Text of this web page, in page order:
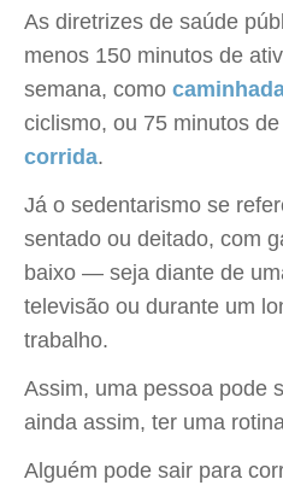
As diretrizes de saúde
menos 150 minutos de
semana, como
ciclismo, ou 75 minutos
corrida.
Já o sedentarismo se
sentado ou deitado, com
baixo — seja diante de
televisão ou durante um
trabalho.
Assim, uma pessoa pode
ainda assim, ter uma
Alguém pode sair para